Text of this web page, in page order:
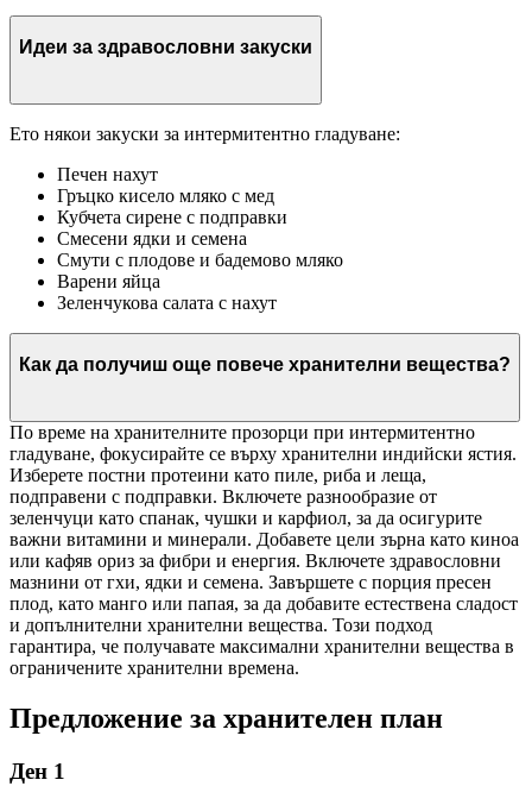
Идеи за здравословни закуски
Ето някои закуски за интермитентно гладуване:
Печен нахут
Гръцко кисело мляко с мед
Кубчета сирене с подправки
Смесени ядки и семена
Смути с плодове и бадемово мляко
Варени яйца
Зеленчукова салата с нахут
Как да получиш още повече хранителни вещества?
По време на хранителните прозорци при интермитентно
гладуване, фокусирайте се върху хранителни индийски ястия.
Изберете постни протеини като пиле, риба и леща,
подправени с подправки. Включете разнообразие от
зеленчуци като спанак, чушки и карфиол, за да осигурите
важни витамини и минерали. Добавете цели зърна като киноа
или кафяв ориз за фибри и енергия. Включете здравословни
мазнини от гхи, ядки и семена. Завършете с порция пресен
плод, като манго или папая, за да добавите естествена сладост
и допълнителни хранителни вещества. Този подход
гарантира, че получавате максимални хранителни вещества в
ограничените хранителни времена.
Предложение за хранителен план
Ден 1